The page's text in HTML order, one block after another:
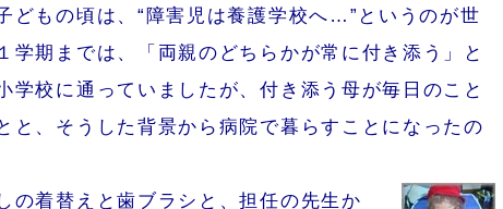
どもの頃は、“障害児は養護学校へ…”というのが世
学期までは、「両親のどちらかが常に付き添う」と
学校に通っていましたが、付き添う母が毎日のこと
と、そうした背景から病院で暮らすことになったの
着替えと歯ブラシと、担任の先生か